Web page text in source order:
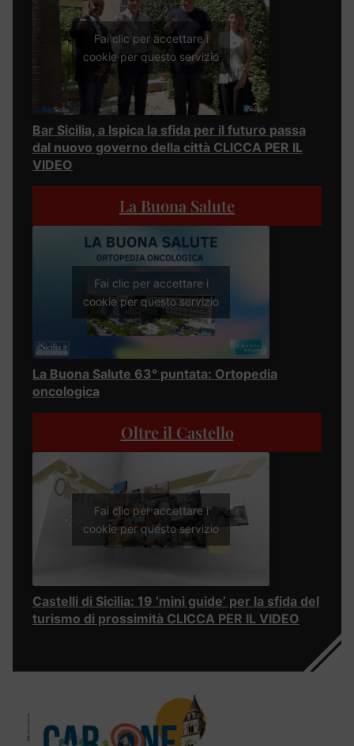
Fai clic per accettare i
cookie per questo servizio
Bar Sicilia, a Ispica la sfida per il futuro passa
dal nuovo governo della città CLICCA PER IL
VIDEO
La Buona Salute
Fai clic per accettare i
cookie per questo servizio
La Buona Salute 63° puntata: Ortopedia
oncologica
Oltre il Castello
Fai clic per accettare i
cookie per questo servizio
Castelli di Sicilia: 19 ‘mini guide’ per la sfida del
turismo di prossimità CLICCA PER IL VIDEO